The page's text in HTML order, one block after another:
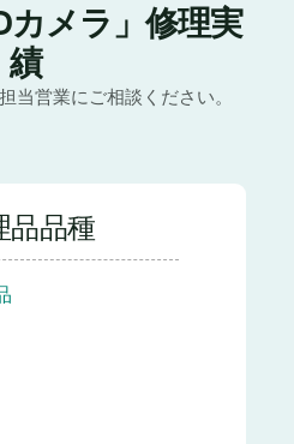
カメラ」修理実
績
当営業にご相談ください。
品品種